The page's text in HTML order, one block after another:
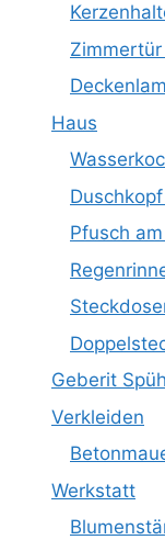
Haus
Pfusch
Geberit
Verkleiden
Werkstatt